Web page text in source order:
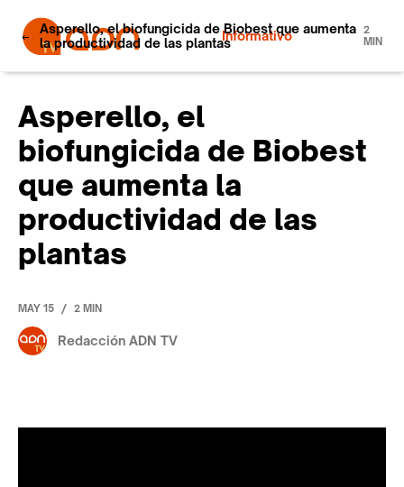
Informativo
Asperello, el biofungicida de Biobest que aumenta
la productividad de las plantas
2
MIN
Asperello, el
biofungicida de Biobest
que aumenta la
productividad de las
plantas
MAY 15 / 2 MIN
Redacción ADN TV